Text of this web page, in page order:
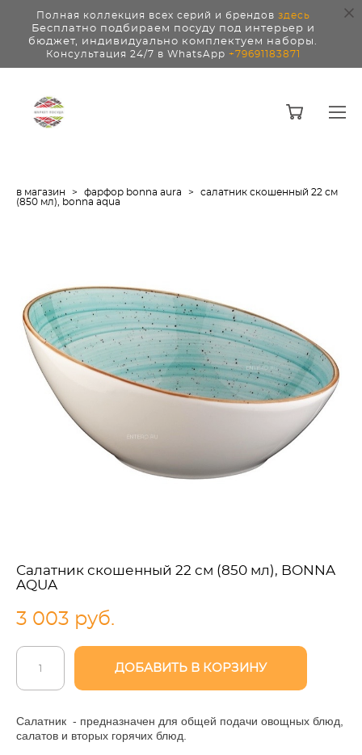
Полная коллекция всех серий и брендов здесь
Бесплатно подбираем посуду под интерьер и
бюджет, индивидуально комплектуем наборы.
Консультация 24/7 в WhatsApp +79691183871
в магазин > фарфор bonna aura >
салатник скошенный 22 см
(850 мл), bonna aqua
Салатник скошенный 22 см (850 мл), BONNA
AQUA
3 003 pуб.
ДОБАВИТЬ В КОРЗИНУ
Салатник - предназначен для общей подачи овощных блюд,
салатов и вторых горячих блюд.